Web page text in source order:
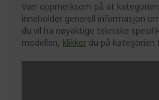
Vær oppmerksom på at kategorien
inneholder generell informasjon
du vil ha nøyaktige tekniske
modellen, klikker du på kategorien